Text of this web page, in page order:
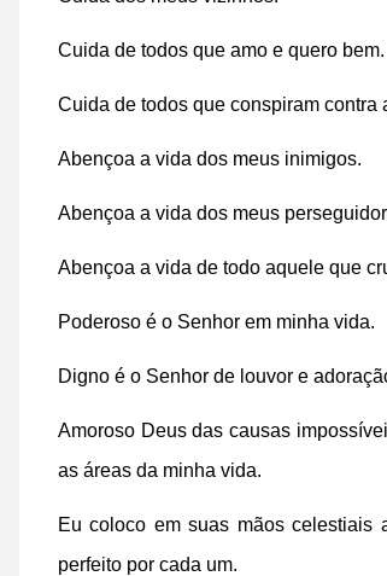
Cuida de todos que amo e quero bem.
Cuida de todos que conspiram contra
Abençoa a vida dos meus inimigos.
Abençoa a vida dos meus
Abençoa a vida de todo aquele que
Poderoso é o Senhor em minha vida.
Digno é o Senhor de louvor e
Amoroso Deus das causas
as áreas da minha vida.
Eu coloco em suas mãos celestiais
perfeito por cada um.